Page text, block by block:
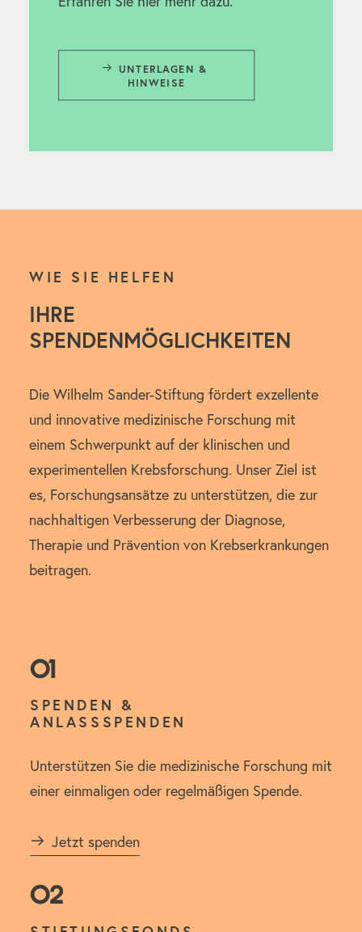
UNTERLAGEN &
HINWEISE
WIE SIE HELFEN
IHRE
SPENDENMÖGLICHKEITEN
Die Wilhelm Sander-Stiftung fördert exzellente
und innovative medizinische Forschung mit
einem Schwerpunkt auf der klinischen und
experimentellen Krebsforschung. Unser Ziel ist
es, Forschungsansätze zu unterstützen, die zur
nachhaltigen Verbesserung der Diagnose,
Therapie und Prävention von Krebserkrankungen
beitragen.
01
SPENDEN &
ANLASSSPENDEN
Unterstützen Sie die medizinische Forschung mit
einer einmaligen oder regelmäßigen Spende.
Jetzt spenden
02